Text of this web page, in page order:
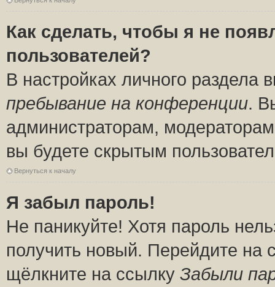
Как сделать, чтобы я не
пользователей?
В настройках личного
пребывание на конференции.
администраторам,
вы будете скрытым
Вернуться к началу
Я забыл пароль!
Не паникуйте! Хотя пароль
получить новый. Перейдите на
щёлкните на ссылку Забыли